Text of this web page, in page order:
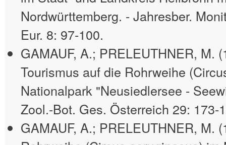
Nordwürttemberg. - Jahresber.
Eur. 8: 97-100.
GAMAUF, A.; PRELEUTHNER, M.
Tourismus auf die Rohrweihe
Nationalpark "Neusiedlersee -
Zool.-Bot. Ges. Österreich 29: 173-
GAMAUF, A.; PRELEUTHNER, M.